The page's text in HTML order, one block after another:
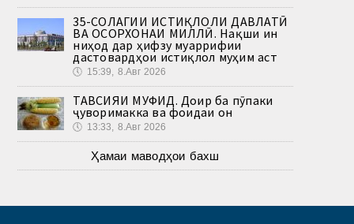
35-СОЛАГИИ ИСТИҚЛОЛИ ДАВЛАТӢ
ВА ОСОРХОНАИ МИЛЛӢ. Нақши ин
ниҳод дар ҳифзу муаррифии
дастовардҳои истиқлол муҳим аст
🕔 15:39, 8.Авг 2026
ТАВСИЯИ МУФИД. Доир ба пӯпаки
ҷуворимакка ва фоидаи он
🕔 13:33, 8.Авг 2026
Ҳамаи маводҳои бахш